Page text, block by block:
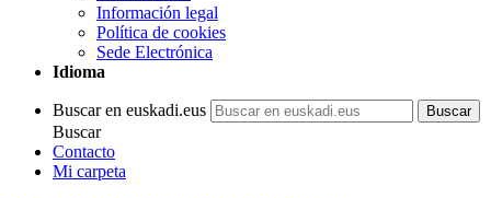
Información legal
Política de cookies
Sede Electrónica
Idioma
Buscar en euskadi.eus
Buscar
Contacto
Mi carpeta